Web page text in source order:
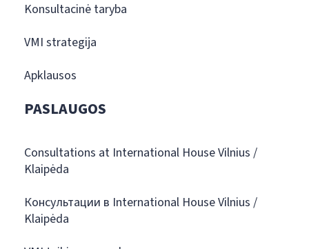
Konsultacinė taryba
VMI strategija
Apklausos
PASLAUGOS
Consultations at International House Vilnius /
Klaipėda
Консультации в International House Vilnius /
Klaipėda